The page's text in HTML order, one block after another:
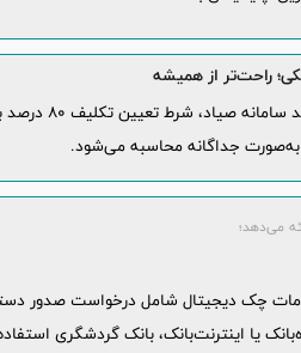
راحت‌تر از همیشه
با اجرای
به‌صورت جداگانه محاسبه می‌شود.
می‌دهد؛
چک دیجیتال شامل درخواست صدور
یا اینترنت‌بانک، بانک گردشگری